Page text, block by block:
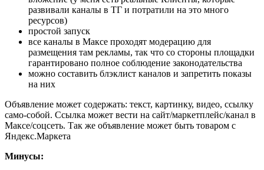
развивали каналы в ТГ и потратили на это много
ресурсов)
простой запуск
все каналы в Максе проходят модерацию для
размещения там рекламы, так что со стороны площадки
гарантировано полное соблюдение законодательства
можно составить блэклист каналов и запретить показы
на них
Объявление может содержать: текст, картинку, видео, ссылку
само-собой. Ссылка может вести на сайт/маркетплейс/канал в
Максе/соцсеть. Так же объявление может быть товаром с
Яндекс.Маркета
Минусы: